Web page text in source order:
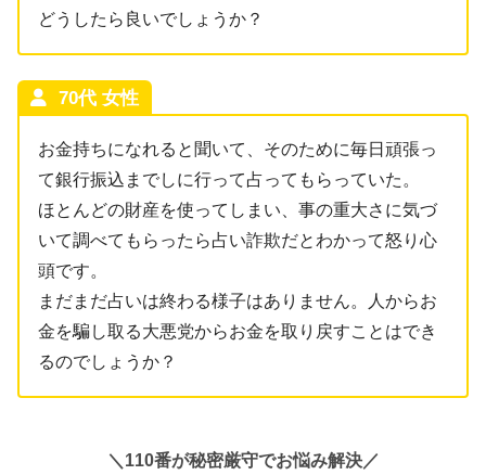
どうしたら良いでしょうか？
70代 女性
お金持ちになれると聞いて、そのために毎日頑張っ
て銀行振込までしに行って占ってもらっていた。
ほとんどの財産を使ってしまい、事の重大さに気づ
いて調べてもらったら占い詐欺だとわかって怒り心
頭です。
まだまだ占いは終わる様子はありません。人からお
金を騙し取る大悪党からお金を取り戻すことはでき
るのでしょうか？
＼110番が秘密厳守でお悩み解決／